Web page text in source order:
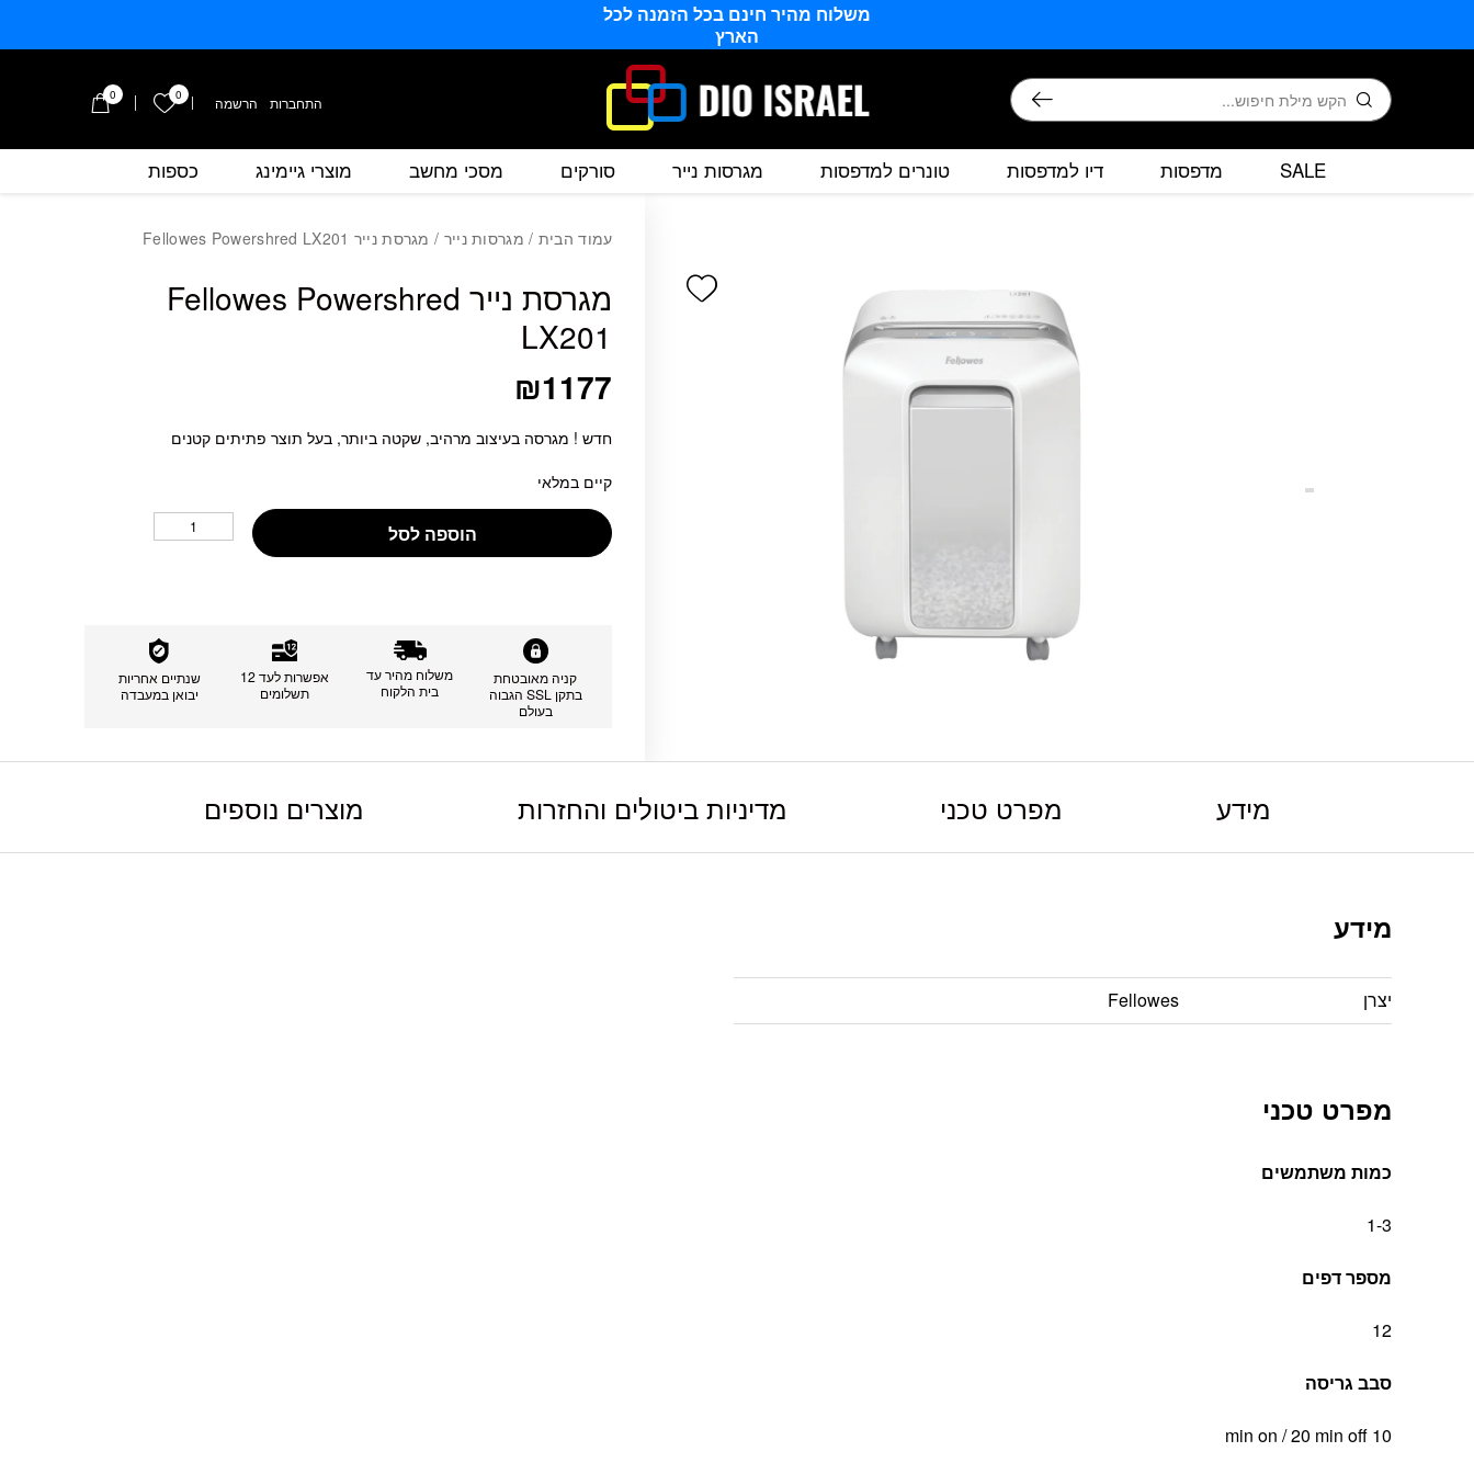
משלוח מהיר חינם בכל הזמנה לכל
הארץ
התחברות הרשמה 0 הרשימה שלי
0 חיפוש
SALE מדפסות דיו למדפסות טונרים למדפסות מגרסות נייר סורקים מסכי מחשב מוצרי גיימינג כספות
עמוד הבית / מגרסות נייר / מגרסת נייר Fellowes Powershred LX201
מגרסת נייר Fellowes Powershred
LX201
₪1177
חדש ! מגרסה בעיצוב מרהיב, שקטה ביותר, בעל תוצר פתיתים קטנים
קיים במלאי
הוספה לסל
קניה מאובטחת
בתקן SSL הגבוה
בעולם
משלוח מהיר עד
בית הלקוח
אפשרות לעד 12
תשלומים
שנתיים אחריות
יבואן במעבדה
Add wishlist
מידע מפרט טכני מדיניות ביטולים והחזרות מוצרים נוספים
מידע
יצרן Fellowes
מפרט טכני
כמות משתמשים
1-3
מספר דפים
12
סבב גריסה
10 min on / 20 min off